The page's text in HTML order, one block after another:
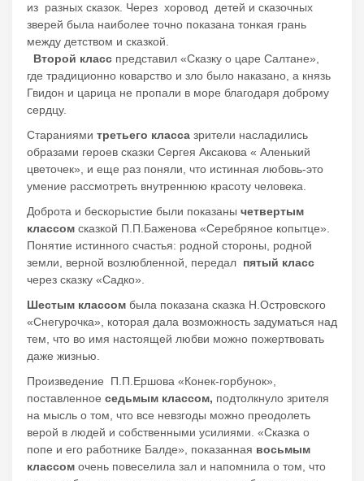
из разных сказок. Через хоровод детей и сказочных
зверей была наиболее точно показана тонкая грань
между детством и сказкой.
Второй класс представил «Сказку о царе Салтане»,
где традиционно коварство и зло было наказано, а князь
Гвидон и царица не пропали в море благодаря доброму
сердцу.
Стараниями третьего класса зрители насладились
образами героев сказки Сергея Аксакова « Аленький
цветочек», и еще раз поняли, что истинная любовь-это
умение рассмотреть внутреннюю красоту человека.
Доброта и бескорыстие были показаны четвертым
классом сказкой П.П.Баженова «Серебряное копытце».
Понятие истинного счастья: родной стороны, родной
земли, верной возлюбленной, передал пятый класс
через сказку «Садко».
Шестым классом была показана сказка Н.Островского
«Снегурочка», которая дала возможность задуматься над
тем, что во имя настоящей любви можно пожертвовать
даже жизнью.
Произведение П.П.Ершова «Конек-горбунок»,
поставленное седьмым классом, подтолкнуло зрителя
на мысль о том, что все невзгоды можно преодолеть
верой в людей и собственными усилиями. «Сказка о
попе и его работнике Балде», показанная восьмым
классом очень повеселила зал и напомнила о том, что